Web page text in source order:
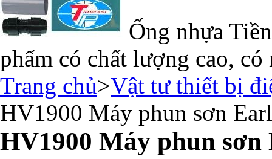
Ống nhựa
phẩm có chất lượng cao, có
Trang chủ>Vật tư thiết bị
HV1900 Máy phun sơn
HV1900 Máy phun sơn